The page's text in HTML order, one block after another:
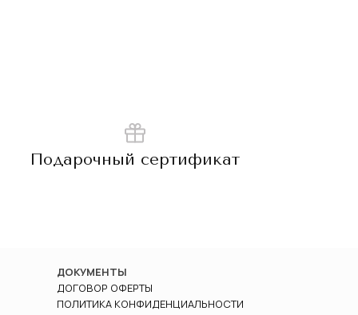
Подарочный сертификат
ДОКУМЕНТЫ
ДОГОВОР ОФЕРТЫ
ПОЛИТИКА КОНФИДЕНЦИАЛЬНОСТИ